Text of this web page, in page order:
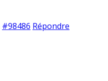
#98486 Répondre